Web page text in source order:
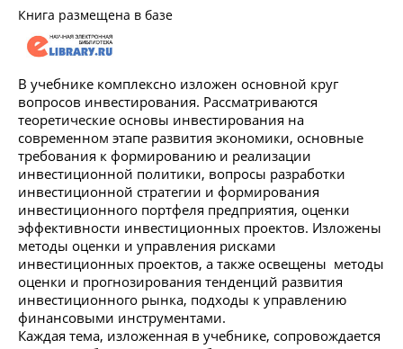
Книга размещена в базе
В учебнике комплексно изложен основной круг
вопросов инвестирования. Рассматриваются
теоретические основы инвестирования на
современном этапе развития экономики, основные
требования к формированию и реализации
инвестиционной политики, вопросы разработки
инвестиционной стратегии и формирования
инвестиционного портфеля предприятия, оценки
эффективности инвестиционных проектов. Изложены
методы оценки и управления рисками
инвестиционных проектов, а также освещены методы
оценки и прогнозирования тенденций развития
инвестиционного рынка, подходы к управлению
финансовыми инструментами.
Каждая тема, изложенная в учебнике, сопровождается